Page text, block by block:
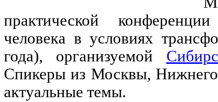
практической
человека в условиях
года), организуемой
Спикеры из Москвы,
актуальные темы.